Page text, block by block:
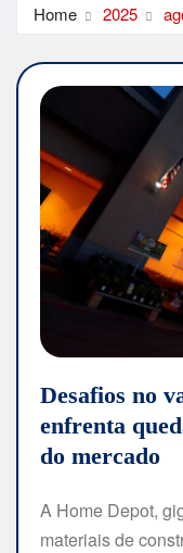
Home 2025
Desafios no
enfrenta
do mercado
A Home Depot,
materiais de